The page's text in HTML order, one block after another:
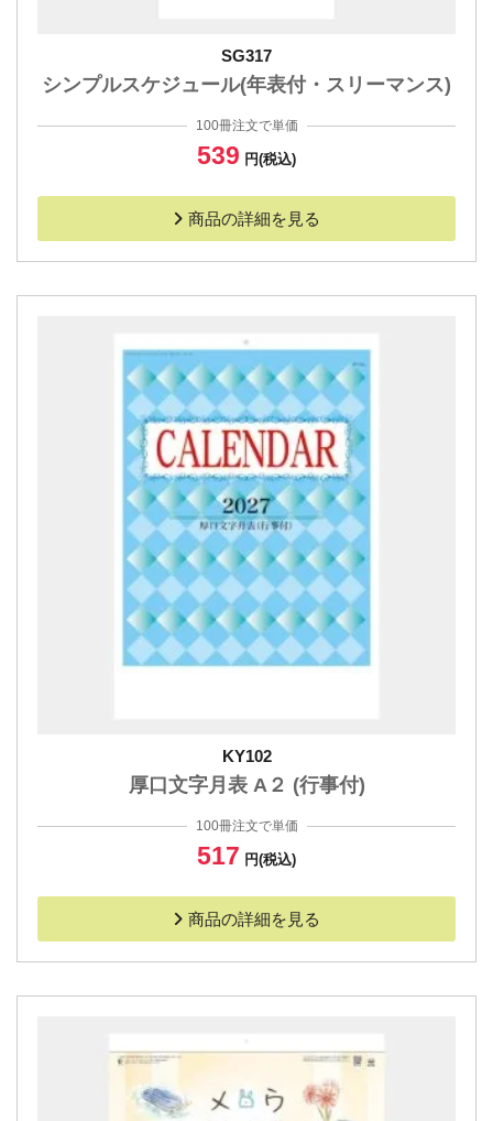
SG317
シンプルスケジュール(年表付・スリーマンス)
100冊注文で単価
539 円(税込)
商品の詳細を見る
KY102
厚口文字月表 A２ (行事付)
100冊注文で単価
517 円(税込)
商品の詳細を見る